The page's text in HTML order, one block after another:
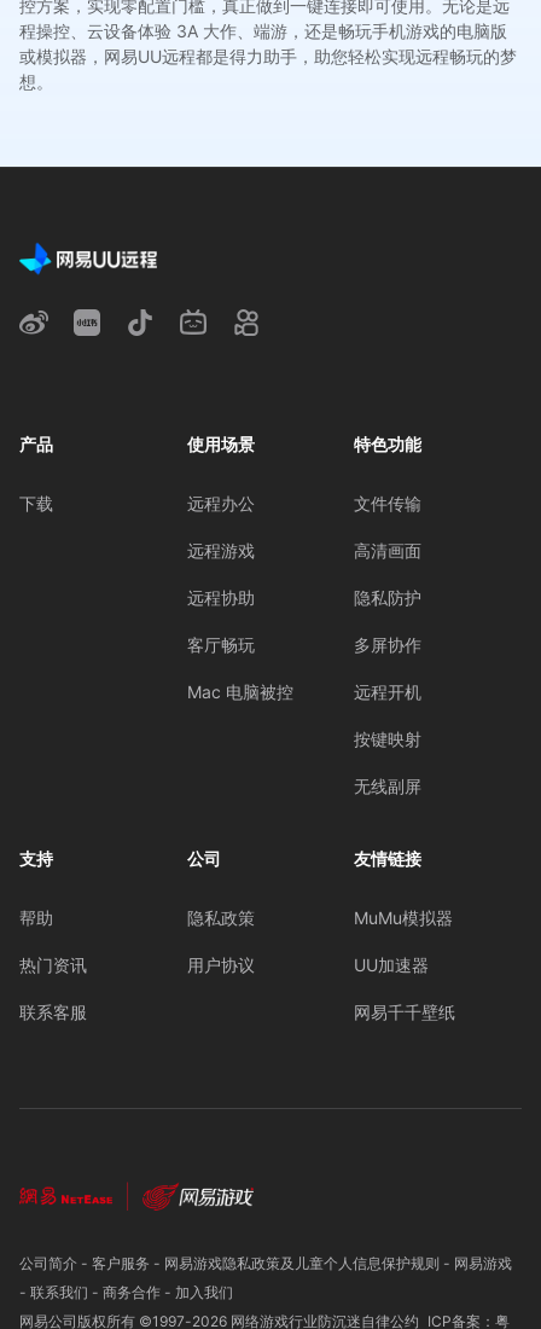
控方案，实现零配置门槛，真正做到一键连接即可使用。无论是远
程操控、云设备体验 3A 大作、端游，还是畅玩手机游戏的电脑版
或模拟器，网易UU远程都是得力助手，助您轻松实现远程畅玩的梦
想。
产品
下载
使用场景
远程办公
远程游戏
远程协助
客厅畅玩
Mac 电脑被控
特色功能
文件传输
高清画面
隐私防护
多屏协作
远程开机
按键映射
无线副屏
支持
帮助
热门资讯
联系客服
公司
隐私政策
用户协议
友情链接
MuMu模拟器
UU加速器
网易千千壁纸
公司简介 - 客户服务 - 网易游戏隐私政策及儿童个人信息保护规则 - 网易游戏
- 联系我们 - 商务合作 - 加入我们
网易公司版权所有 ©1997-2026 网络游戏行业防沉迷自律公约 ICP备案：粤